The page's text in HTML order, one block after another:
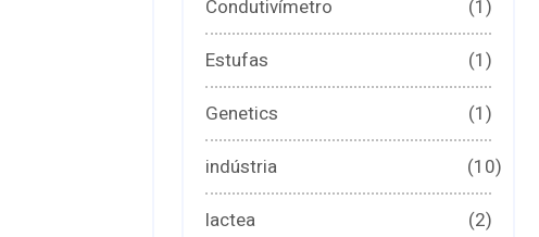
Condutivímetro
(1)
Estufas
(1)
Genetics
(1)
indústria
(10)
lactea
(2)